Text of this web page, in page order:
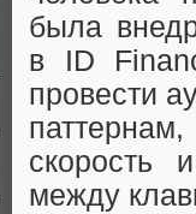
была
в ID
провести
паттернам,
скорость
между